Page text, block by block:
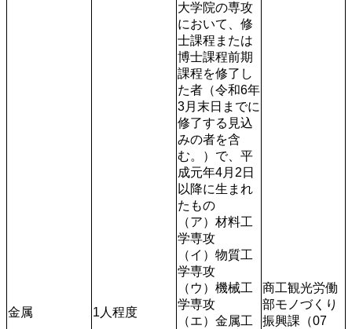
金属 1人程度
大学院の専攻
において、修
士課程または
博士課程前期
課程を修了し
た者（令和6年
3月末日までに
修了する見込
みの者を含
む。）で、平
成元年4月2日
以降に生まれ
たもの
（ア）材料工
学専攻
（イ）物質工
学専攻
（ウ）機械工
学専攻
（エ）金属工
商工観光労働
部モノづくり
振興課（07